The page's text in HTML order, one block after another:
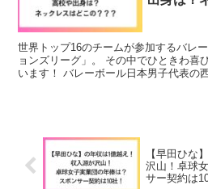
世界トップ16のチームが参加するバレ
ョンズリーグ」。 その中でひときわ喜
います！ バレーボール日本男子代表の
【早田ひな
沢山！卓球
サー契約は